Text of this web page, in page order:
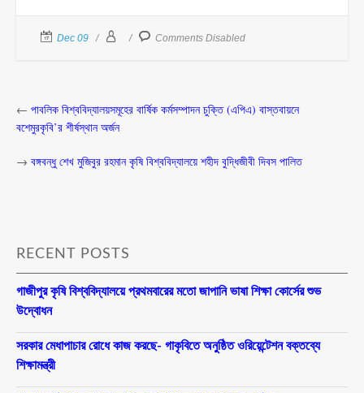
Dec 09 Comments Disabled
← পাবলিক বিশ্ববিদ্যালয়সমূহের বার্ষিক কর্মসম্পাদন চুক্তি (এপিএ) বাস্তবায়নে
বশেমুরকৃবি’র শীর্ষস্থান অর্জন
→ বঙ্গবন্ধু শেখ মুজিবুর রহমান কৃষি বিশ্ববিদ্যালয়ে শহীদ বুদ্ধিজীবী দিবস পালিত
RECENT POSTS
গাজীপুর কৃষি বিশ্ববিদ্যালয়ে প্রথমবারের মতো জাপানি ভাষা শিক্ষা কোর্সের শুভ
উদ্বোধন
সরকার মেধাপাচার রোধে কাজ করছে- গাকৃবিতে অনুষ্ঠিত ওরিয়েন্টেশন বক্তব্যে
শিক্ষামন্ত্রী